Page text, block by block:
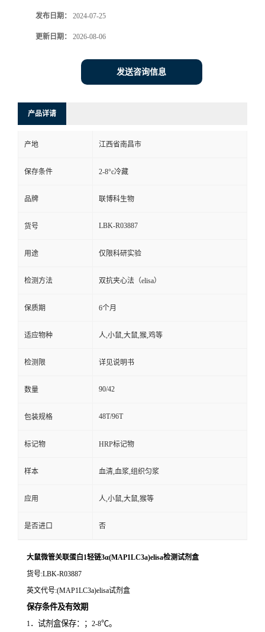
发布日期： 2024-07-25
更新日期： 2026-08-06
发送咨询信息
产品详请
产地 江西省南昌市
保存条件 2-8°c冷藏
品牌 联博科生物
货号 LBK-R03887
用途 仅限科研实验
检测方法 双抗夹心法（elisa）
保质期 6个月
适应物种 人,小鼠,大鼠,猴,鸡等
检测限 详见说明书
数量 90/42
包装规格 48T/96T
标记物 HRP标记物
样本 血清,血浆,组织匀浆
应用 人,小鼠,大鼠,猴等
是否进口 否
大鼠微管关联蛋白1轻链3α(MAP1LC3a)elisa检测试剂盒
货号:LBK-R03887
英文代号:(MAP1LC3a)elisa试剂盒
保存条件及有效期
1．试剂盒保存：； 2-8℃。